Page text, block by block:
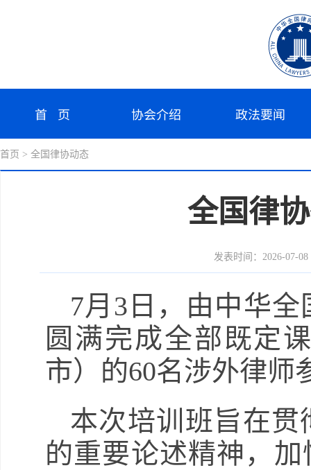
首 页 协会介绍 政法要闻
首页 > 全国律协动态
全国律
发表时间：2026-07-08
7月3日，由中华
圆满完成全部既定
市）的60名涉外律师
本次培训班旨在
的重要论述精神，